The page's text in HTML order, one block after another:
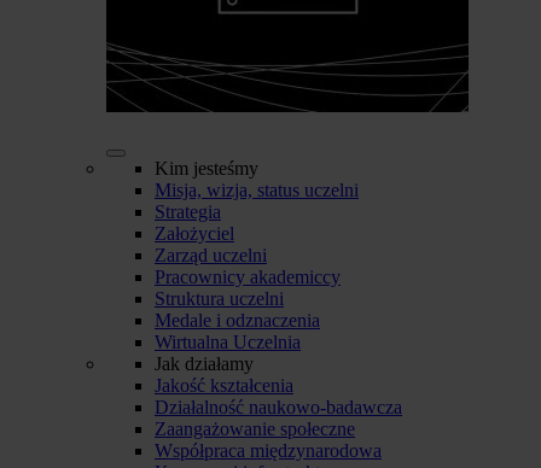
Kim jesteśmy
Misja, wizja, status uczelni
Strategia
Założyciel
Zarząd uczelni
Pracownicy akademiccy
Struktura uczelni
Medale i odznaczenia
Wirtualna Uczelnia
Jak działamy
Jakość kształcenia
Działalność naukowo-badawcza
Zaangażowanie społeczne
Współpraca międzynarodowa